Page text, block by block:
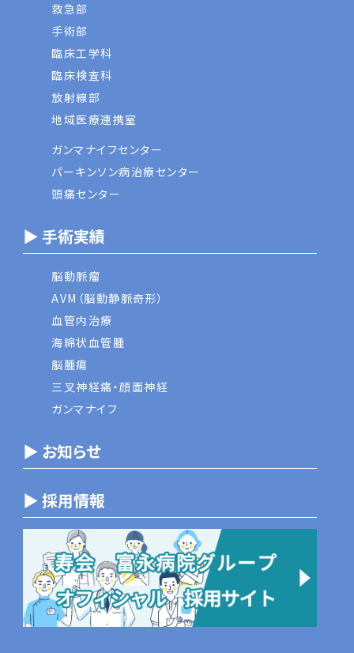
救急部
手術部
臨床工学科
臨床検査科
放射線部
地域医療連携室
ガンマナイフセンター
パーキンソン病治療センター
頭痛センター
▶ 手術実績
脳動脈瘤
AVM（脳動静脈奇形）
血管内治療
海綿状血管腫
脳腫瘍
三叉神経痛・顔面神経
ガンマナイフ
▶ お知らせ
▶ 採用情報